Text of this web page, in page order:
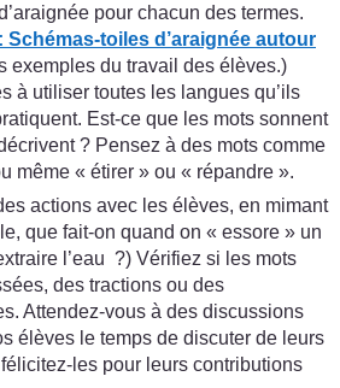
pour chacun des termes.
Schémas-toiles d’araignée autour
exemples du travail des élèves.)
à utiliser toutes les langues qu’ils
Est-ce que les mots sonnent
? Pensez à des mots comme
même « étirer » ou « répandre ».
actions avec les élèves, en mimant
que fait-on quand on « essore » un
l’eau ?) Vérifiez si les mots
des tractions ou des
Attendez-vous à des discussions
élèves le temps de discuter de leurs
les pour leurs contributions